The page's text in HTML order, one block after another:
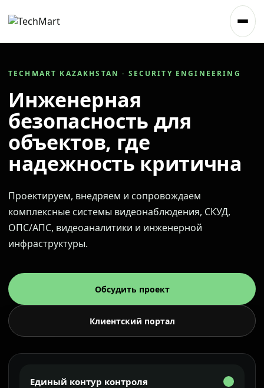
TECHMART KAZAKHSTAN · SECURITY ENGINEERING
Инженерная
безопасность для
объектов, где
надежность критична
Проектируем, внедряем и сопровождаем
комплексные системы видеонаблюдения, СКУД,
ОПС/АПС, видеоаналитики и инженерной
инфраструктуры.
Обсудить проект
Клиентский портал
Единый контур контроля